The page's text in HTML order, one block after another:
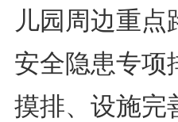
儿园周边重点
安全隐患专项
摸排、设施完